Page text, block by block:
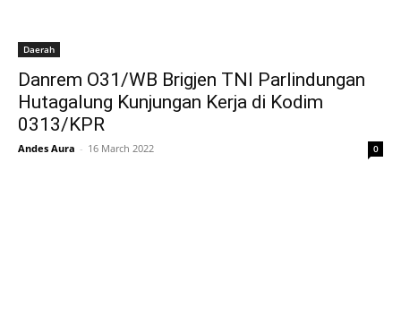
Daerah
Danrem O31/WB Brigjen TNI Parlindungan
Hutagalung Kunjungan Kerja di Kodim
0313/KPR
Andes Aura - 16 March 2022 0